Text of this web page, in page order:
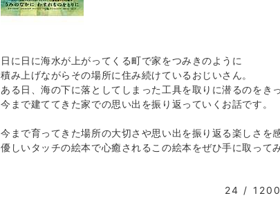
日に日に海水が上がってくる町で家をつみきのように
積み上げながらその場所に住み続けているおじいさん。
ある日、海の下に落としてしまった工具を取りに潜るのをき
今まで建ててきた家での思い出を振り返っていくお話です。
今まで育ってきた場所の大切さや思い出を振り返る楽しさを
優しいタッチの絵本で心癒されるこの絵本をぜひ手に取って
24 / 1200